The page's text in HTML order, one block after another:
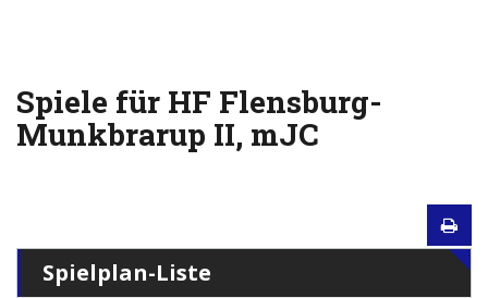
Spiele für HF Flensburg-
Munkbrarup II, mJC
Spielplan-Liste